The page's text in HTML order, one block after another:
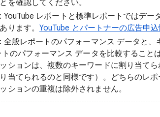
を確認してください。
: YouTube レポートと標準レポートではデ
ります。 YouTube とパートナーの広告申
: 全般レポートのパフォーマンス データと
のパフォーマンス データを比較すること
ションは、複数のキーワードに割り当て
当てられるのと同様です）。どちらのレ
ションの重複は除外されません。